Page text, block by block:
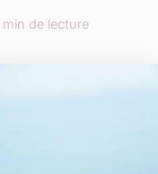
min de lecture